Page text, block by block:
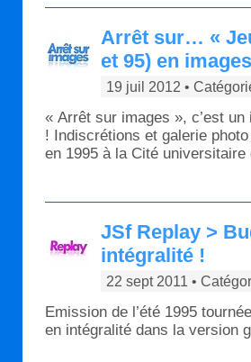
Arrêt sur… «
et 95) en images
19 juil 2012 •
« Arrêt sur images », c’est
! Indiscrétions et galerie
en 1995 à la Cité
JSf Replay >
intégralité !
22 sept 2011 •
Emission de l’été 1995
en intégralité dans la version